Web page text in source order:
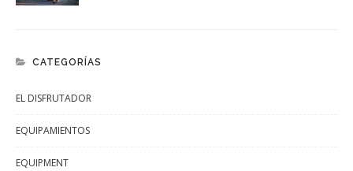
CATEGORÍAS
EL DISFRUTADOR
EQUIPAMIENTOS
EQUIPMENT